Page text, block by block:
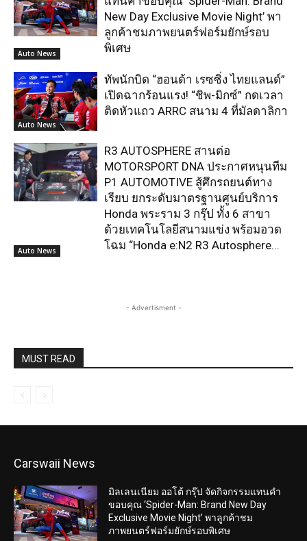
Carswaii News
มิลเลนเนียม ออโต้ กรุ๊ป จัดกิจกรรมแทนคำ
ขอบคุณ ‘Spider-Man: Brand New Day
Exclusive Movie Night’ พาลูกค้าชม
ภาพยนตร์ฟอร์มยักษ์รอบพิเศษ